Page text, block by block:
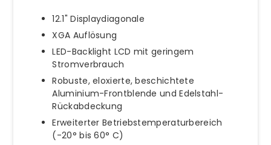
12.1" Displaydiagonale
XGA Auflösung
LED-Backlight LCD mit geringem
Stromverbrauch
Robuste, eloxierte, beschichtete
Aluminium-Frontblende und Edelstahl-
Rückabdeckung
Erweiterter Betriebstemperaturbereich
(-20° bis 60° C)